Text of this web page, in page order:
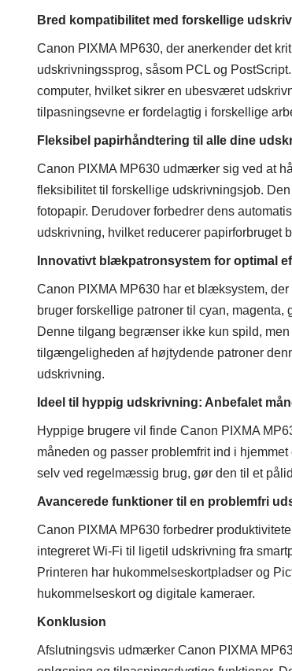
Bred kompatibilitet med forskellige
Canon PIXMA MP630, der anerkender det
udskrivningssprog, såsom PCL og
computer, hvilket sikrer en ubesværet
tilpasningsevne er fordelagtig i forskellige
Fleksibel papirhåndtering til alle dine
Canon PIXMA MP630 udmærker sig ved at
fleksibilitet til forskellige udskrivningsjob.
fotopapir. Derudover forbedrer dens
udskrivning, hvilket reducerer papirforbruget
Innovativt blækpatronsystem for optimal
Canon PIXMA MP630 har et blæksystem,
bruger forskellige patroner til cyan,
Denne tilgang begrænser ikke kun spild,
tilgængeligheden af ​​højtydende patroner
udskrivning.
Ideel til hyppig udskrivning: Anbefalet
Hyppige brugere vil finde Canon PIXMA
måneden og passer problemfrit ind i
selv ved regelmæssig brug, gør den til et
Avancerede funktioner til en problemfri
Canon PIXMA MP630 forbedrer
integreret Wi-Fi til ligetil udskrivning fra
Printeren har hukommelseskortpladser og
hukommelseskort og digitale kameraer.
Konklusion
Afslutningsvis udmærker Canon PIXMA